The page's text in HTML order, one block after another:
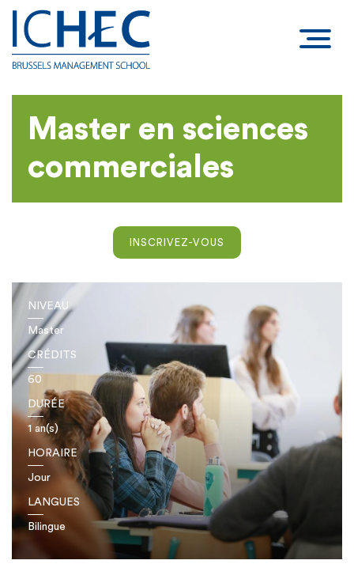
Master en sciences
commerciales
INSCRIVEZ-VOUS
NIVEAU
Master
CRÉDITS
60
DURÉE
1 an(s)
HORAIRE
Jour
LANGUES
Bilingue